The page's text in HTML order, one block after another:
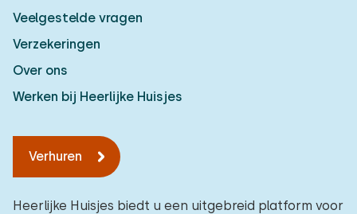
Veelgestelde vragen
Verzekeringen
Over ons
Werken bij Heerlijke Huisjes
Verhuren
Heerlijke Huisjes biedt u een uitgebreid platform voor